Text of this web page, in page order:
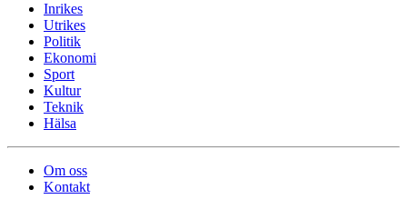
Inrikes
Utrikes
Politik
Ekonomi
Sport
Kultur
Teknik
Hälsa
Om oss
Kontakt